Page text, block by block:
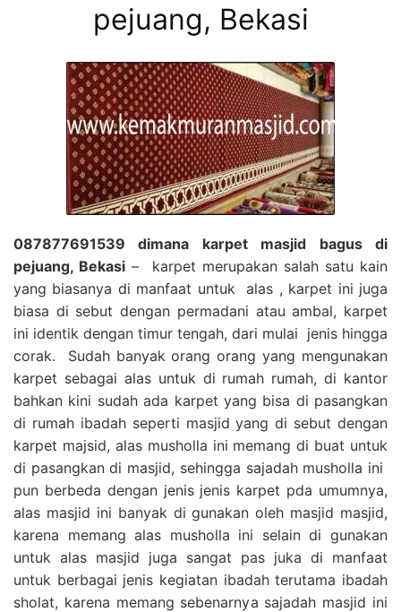
pejuang, Bekasi
087877691539 dimana karpet masjid bagus di
pejuang, Bekasi – karpet merupakan salah satu kain
yang biasanya di manfaat untuk alas , karpet ini juga
biasa di sebut dengan permadani atau ambal, karpet
ini identik dengan timur tengah, dari mulai jenis hingga
corak. Sudah banyak orang orang yang mengunakan
karpet sebagai alas untuk di rumah rumah, di kantor
bahkan kini sudah ada karpet yang bisa di pasangkan
di rumah ibadah seperti masjid yang di sebut dengan
karpet majsid, alas musholla ini memang di buat untuk
di pasangkan di masjid, sehingga sajadah musholla ini
pun berbeda dengan jenis jenis karpet pda umumnya,
alas masjid ini banyak di gunakan oleh masjid masjid,
karena memang alas musholla ini selain di gunakan
untuk alas masjid juga sangat pas juka di manfaat
untuk berbagai jenis kegiatan ibadah terutama ibadah
sholat, karena memang sebenarnya sajadah masjid ini